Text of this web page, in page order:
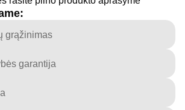
grąžinimas
garantija